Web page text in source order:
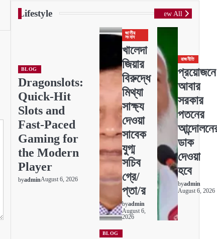
Lifestyle View All
BLOG
Dragonslots:
Quick‑Hit
Slots and
Fast‑Paced
Gaming for
the Modern
Player
byadminAugust 6, 2026
জাতীয়
সংবাদ
খালেদা
জিয়ার
বিরুদ্ধে
মিথ্যা
সাক্ষ্য
দেওয়া
সাবেক
যুগ্ম
সচিব
গ্রে/
প্তা/র
byadmin
August 6,
2026
রাজনীতি
প্রয়োজনে
আবার
সরকার
পতনের
ডাক
দেওয়া
হবে
byadmin
August 6, 2026
BLOG